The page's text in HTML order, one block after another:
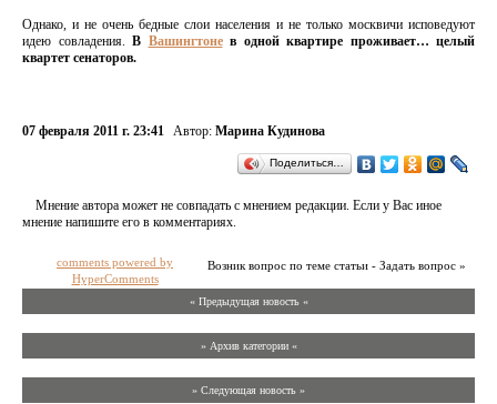
Однако, и не очень бедные слои населения и не только москвичи исповедуют
идею совладения. В Вашингтонев одной квартире проживает… целый
квартет сенаторов.
07 февраля 2011 г. 23:41 Автор: Марина Кудинова
Поделиться…
Мнение автора может не совпадать с мнением редакции. Если у Вас иное
мнение напишите его в комментариях.
Возник вопрос по теме статьи - Задать вопрос »
comments powered by
HyperComments
« Предыдущая новость «
» Архив категории «
» Следующая новость »